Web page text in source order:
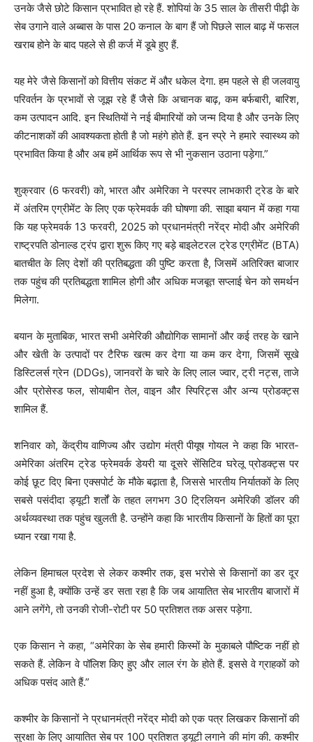
उनके जैसे छोटे किसान प्रभावित हो रहे हैं. शोपियां के 35 साल के तीसरी पीढ़ी के
सेब उगाने वाले अब्बास के पास 20 कनाल के बाग हैं जो पिछले साल बाढ़ में फसल
खराब होने के बाद पहले से ही कर्ज में डूबे हुए हैं.
यह मेरे जैसे किसानों को वित्तीय संकट में और धकेल देगा. हम पहले से ही जलवायु
परिवर्तन के प्रभावों से जूझ रहे हैं जैसे कि अचानक बाढ़, कम बर्फबारी, बारिश,
कम उत्पादन आदि. इन स्थितियों ने नई बीमारियों को जन्म दिया है और उनके लिए
कीटनाशकों की आवश्यकता होती है जो महंगे होते हैं. इन स्प्रे ने हमारे स्वास्थ्य को
प्रभावित किया है और अब हमें आर्थिक रूप से भी नुकसान उठाना पड़ेगा.”
शुक्रवार (6 फरवरी) को, भारत और अमेरिका ने परस्पर लाभकारी ट्रेड के बारे
में अंतरिम एग्रीमेंट के लिए एक फ्रेमवर्क की घोषणा की. साझा बयान में कहा गया
कि यह फ्रेमवर्क 13 फरवरी, 2025 को प्रधानमंत्री नरेंद्र मोदी और अमेरिकी
राष्ट्रपति डोनाल्ड ट्रंप द्वारा शुरू किए गए बड़े बाइलेटरल ट्रेड एग्रीमेंट (BTA)
बातचीत के लिए देशों की प्रतिबद्धता की पुष्टि करता है, जिसमें अतिरिक्त बाजार
तक पहुंच की प्रतिबद्धता शामिल होगी और अधिक मजबूत सप्लाई चेन को समर्थन
मिलेगा.
बयान के मुताबिक, भारत सभी अमेरिकी औद्योगिक सामानों और कई तरह के खाने
और खेती के उत्पादों पर टैरिफ खत्म कर देगा या कम कर देगा, जिसमें सूखे
डिस्टिलर्स ग्रेन (DDGs), जानवरों के चारे के लिए लाल ज्वार, ट्री नट्स, ताजे
और प्रोसेस्ड फल, सोयाबीन तेल, वाइन और स्पिरिट्स और अन्य प्रोडक्ट्स
शामिल हैं.
शनिवार को, केंद्रीय वाणिज्य और उद्योग मंत्री पीयूष गोयल ने कहा कि भारत-
अमेरिका अंतरिम ट्रेड फ्रेमवर्क डेयरी या दूसरे सेंसिटिव घरेलू प्रोडक्ट्स पर
कोई छूट दिए बिना एक्सपोर्ट के मौके बढ़ाता है, जिससे भारतीय निर्यातकों के लिए
सबसे पसंदीदा ड्यूटी शर्तों के तहत लगभग 30 ट्रिलियन अमेरिकी डॉलर की
अर्थव्यवस्था तक पहुंच खुलती है. उन्होंने कहा कि भारतीय किसानों के हितों का पूरा
ध्यान रखा गया है.
लेकिन हिमाचल प्रदेश से लेकर कश्मीर तक, इस भरोसे से किसानों का डर दूर
नहीं हुआ है, क्योंकि उन्हें डर सता रहा है कि जब आयातित सेब भारतीय बाजारों में
आने लगेंगे, तो उनकी रोजी-रोटी पर 50 प्रतिशत तक असर पड़ेगा.
एक किसान ने कहा, “अमेरिका के सेब हमारी किस्मों के मुकाबले पौष्टिक नहीं हो
सकते हैं. लेकिन वे पॉलिश किए हुए और लाल रंग के होते हैं. इससे वे ग्राहकों को
अधिक पसंद आते हैं.”
कश्मीर के किसानों ने प्रधानमंत्री नरेंद्र मोदी को एक पत्र लिखकर किसानों की
सुरक्षा के लिए आयातित सेब पर 100 प्रतिशत ड्यूटी लगाने की मांग की. कश्मीर